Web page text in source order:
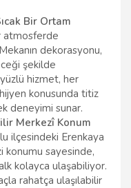
Bir Ortam
atmosferde
dekorasyonu,
şekilde
yüzlü hizmet, her
konusunda titiz
deneyimi sunar.
Merkezî Konum
ilçesindeki Erenkaya
konumu sayesinde,
kolayca ulaşabiliyor.
rahatça ulaşılabilir